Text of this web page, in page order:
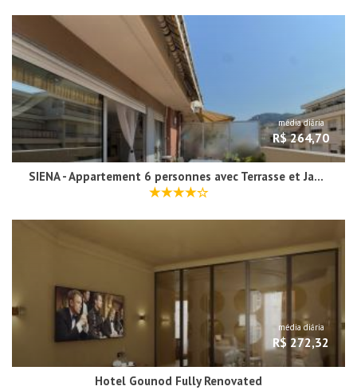
média diária
R$ 264,70
SIENA - Appartement 6 personnes avec Terrasse et Jacuzzi plein cœur centre-ville quartier du Port de Nice
média diária
R$ 272,32
Hotel Gounod Fully Renovated